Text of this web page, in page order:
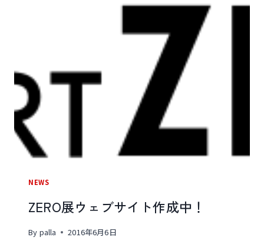
集！
（終
NEWS
ZERO展ウェブサイト作成中！
By palla 2016年6月6日